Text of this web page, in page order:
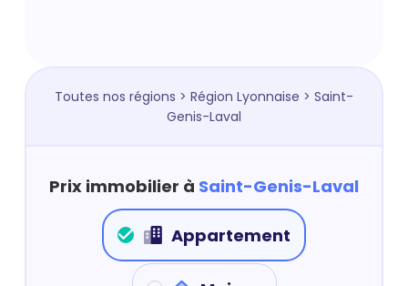
Toutes nos régions > Région Lyonnaise > Saint-
Genis-Laval
Prix immobilier à Saint-Genis-Laval
Appartement